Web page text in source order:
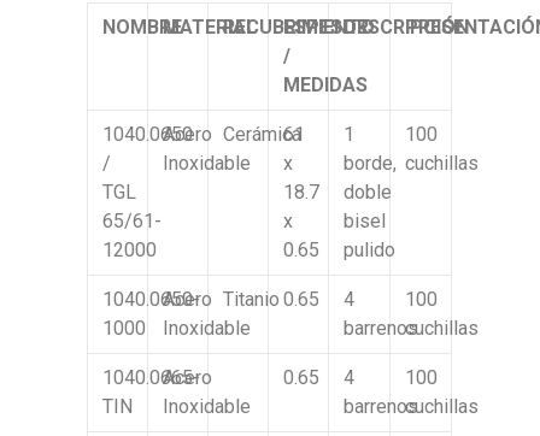
NOMBREMATERIALRECUBRIMIENTO
ESPESOR
/
MEDIDAS
DESCRIPCIÓN
1040.0650
/
TGL
65/61-
12000
Acero
Inoxidable
Cerámica
61
x
18.7
x
0.65
1
borde,
doble
bisel
pulido
100
cuchillas
1040.0650-
1000
Acero
Inoxidable
Titanio 0.65
4
barrenos
100
cuchillas
1040.0665-
TIN
Acero
Inoxidable
0.65
4
barrenos
100
cuchillas